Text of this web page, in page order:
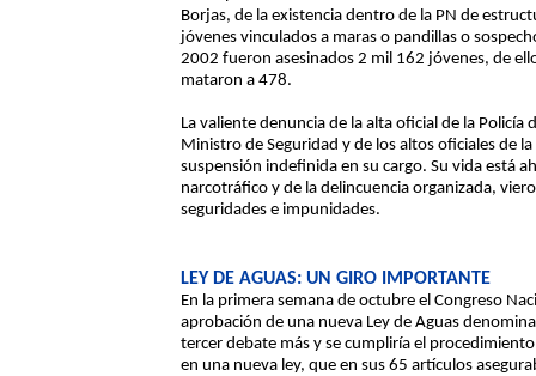
Borjas, de la existencia dentro de la PN de
jóvenes vinculados a maras o pandillas o
2002 fueron asesinados 2 mil 162 jóvenes, de
mataron a 478.
La valiente denuncia de la alta oficial de la
Ministro de Seguridad y de los altos oficiales de
suspensión indefinida en su cargo. Su vida está
narcotráfico y de la delincuencia organizada,
seguridades e impunidades.
LEY DE AGUAS: UN GIRO IMPORTANTE
En la primera semana de octubre el Congreso
aprobación de una nueva Ley de Aguas
tercer debate más y se cumpliría el
en una nueva ley, que en sus 65 artículos